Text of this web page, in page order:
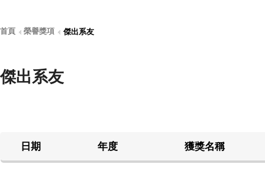
首頁 榮譽獎項 傑出系友
傑出系友
日期 年度 獲獎名稱